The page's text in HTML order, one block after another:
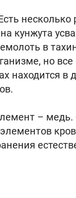
несколько
кунжута
в
но
находится
– медь.